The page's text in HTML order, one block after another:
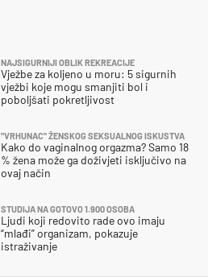
NAJSIGURNIJI OBLIK REKREACIJE
Vježbe za koljeno u moru: 5 sigurnih
vježbi koje mogu smanjiti bol i
poboljšati pokretljivost
"VRHUNAC" ŽENSKOG SEKSUALNOG ISKUSTVA
Kako do vaginalnog orgazma? Samo 18
% žena može ga doživjeti isključivo na
ovaj način
STUDIJA NA GOTOVO 1.900 OSOBA
Ljudi koji redovito rade ovo imaju
“mlađi” organizam, pokazuje
istraživanje